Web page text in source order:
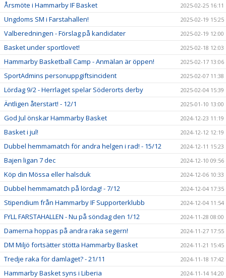
Årsmöte i Hammarby IF Basket 2025-02-25 16:11
Ungdoms SM i Farstahallen! 2025-02-19 15:25
Valberedningen - Förslag på kandidater 2025-02-19 12:00
Basket under sportlovet! 2025-02-18 12:03
Hammarby Basketball Camp - Anmälan är öppen! 2025-02-17 13:06
SportAdmins personuppgiftsincident 2025-02-07 11:38
Lördag 9/2 - Herrlaget spelar Söderorts derby 2025-02-04 15:39
Äntligen återstart! - 12/1 2025-01-10 13:00
God Jul önskar Hammarby Basket 2024-12-23 11:19
Basket i jul! 2024-12-12 12:19
Dubbel hemmamatch för andra helgen i rad! - 15/12 2024-12-11 15:23
Bajen ligan 7 dec 2024-12-10 09:56
Köp din Mössa eller halsduk 2024-12-06 10:33
Dubbel hemmamatch på lördag! - 7/12 2024-12-04 17:35
Stipendium från Hammarby IF Supporterklubb 2024-12-04 11:54
FYLL FARSTAHALLEN - Nu på söndag den 1/12 2024-11-28 08:00
Damerna hoppas på andra raka segern! 2024-11-27 17:55
DM Miljö fortsätter stötta Hammarby Basket 2024-11-21 15:45
Tredje raka för damlaget? - 21/11 2024-11-18 17:42
Hammarby Basket syns i Liberia 2024-11-14 14:20